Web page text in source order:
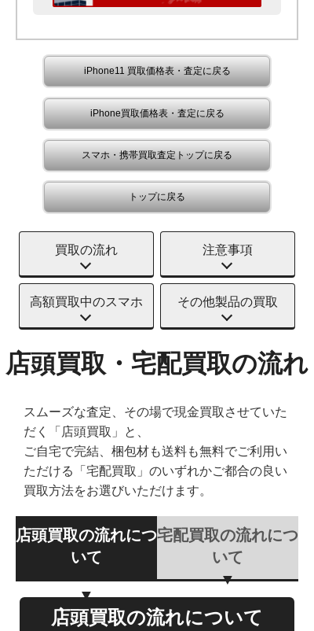
iPhone11 買取価格表・査定に戻る
iPhone買取価格表・査定に戻る
スマホ・携帯買取査定トップに戻る
トップに戻る
買取の流れ 注意事項
高額買取中のスマホ その他製品の買取
店頭買取・宅配買取の流れ
スムーズな査定、その場で現金買取させていた
だく「店頭買取」と、
ご自宅で完結、梱包材も送料も無料でご利用い
ただける「宅配買取」のいずれかご都合の良い
買取方法をお選びいただけます。
店頭買取の流れにつ
いて
宅配買取の流れにつ
いて
店頭買取の流れについて